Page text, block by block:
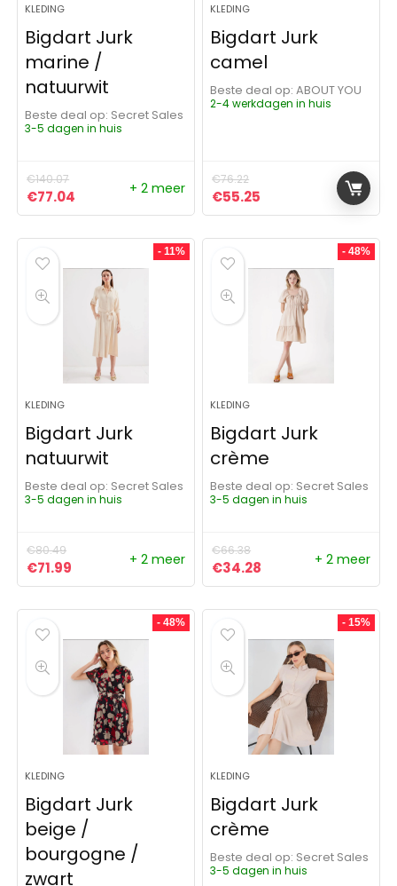
KLEDING
Bigdart Jurk
marine /
natuurwit
Beste deal op:
Secret Sales
3-5 dagen in huis
€140.07
Oorspronkelijke prijs was: €140.07.
€77.04 Huidige prijs is: €77.04.
+ 2 meer
KLEDING
Bigdart Jurk
camel
Beste deal op:
ABOUT YOU
2-4 werkdagen in huis
€76.22
Oorspronkelijke prijs was:
€55.25 Huidige prijs is:
- 11%
KLEDING
Bigdart Jurk
natuurwit
Beste deal op:
Secret Sales
3-5 dagen in huis
€80.49
Oorspronkelijke prijs was: €80.49.
€71.99 Huidige prijs is: €71.99.
+ 2 meer
- 48%
KLEDING
Bigdart Jurk
crème
Beste deal op:
Secret Sales
3-5 dagen in huis
€66.38
Oorspronkelijke prijs
€34.28 Huidige prijs is:
+ 2 meer
- 48%
KLEDING
Bigdart Jurk
beige /
bourgogne /
zwart
- 15%
KLEDING
Bigdart Jurk
crème
Beste deal op:
Secret Sales
3-5 dagen in huis